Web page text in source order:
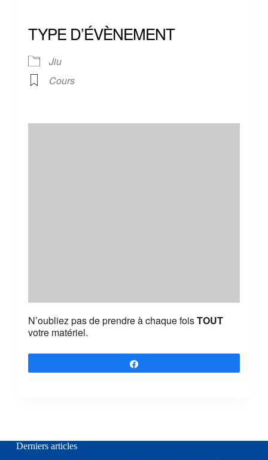
TYPE D’ÉVÈNEMENT
Jiu
Cours
N’oubliez pas de prendre à chaque foisTOUT
votre matériel.
Derniers articles